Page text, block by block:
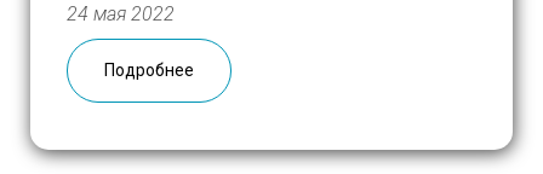
забывать о людях, остающихся на
периферии. 23 мая наш гуманитарно-
творческий десант передал нуждающимся
50 наборов с […]
24 мая 2022
Подробнее